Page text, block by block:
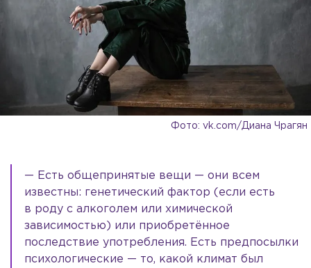
Фото: vk.com/Диана Чрагян
— Есть общепринятые вещи — они всем
известны: генетический фактор (если есть
в роду с алкоголем или химической
зависимостью) или приобретённое
последствие употребления. Есть предпосылки
психологические — то, какой климат был